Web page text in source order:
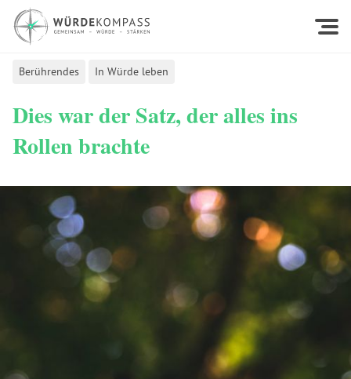
Berührendes In Würde leben
Dies war der Satz, der alles ins
Rollen brachte